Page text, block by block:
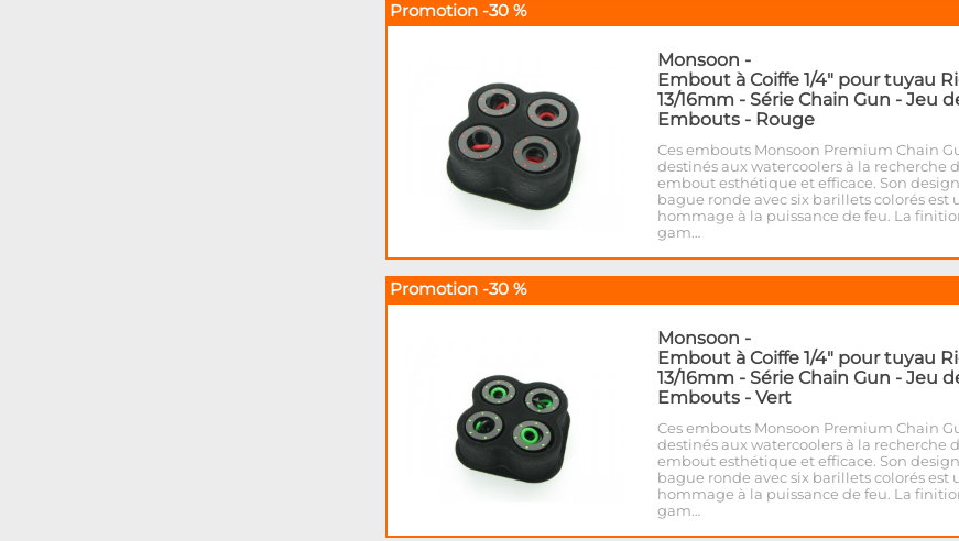
Promotion -30 %
Monsoon -
Embout à Coiffe 1/4" pour tuyau
13/16mm - Série Chain Gun - Jeu
Embouts - Rouge
Ces embouts Monsoon Premium Chain
destinés aux watercoolers à la recherche
embout esthétique et efficace. Son
bague ronde avec six barillets colorés est
hommage à la puissance de feu. La
gam…
Promotion -30 %
Monsoon -
Embout à Coiffe 1/4" pour tuyau
13/16mm - Série Chain Gun - Jeu
Embouts - Vert
Ces embouts Monsoon Premium Chain
destinés aux watercoolers à la recherche
embout esthétique et efficace. Son
bague ronde avec six barillets colorés est
hommage à la puissance de feu. La
gam…